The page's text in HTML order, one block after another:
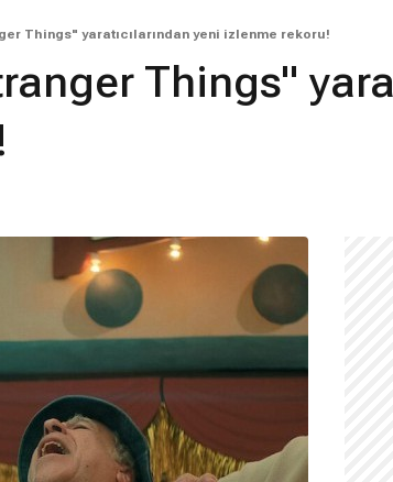
Things" yaratıcılarından yeni izlenme rekoru!
Things"